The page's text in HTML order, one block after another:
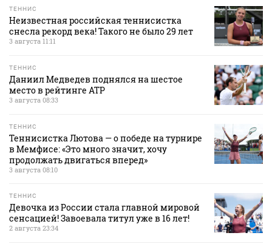
ТЕННИС
Неизвестная российская теннисистка
снесла рекорд века! Такого не было 29 лет
3 августа 11:11
ТЕННИС
Даниил Медведев поднялся на шестое
место в рейтинге АТР
3 августа 08:33
ТЕННИС
Теннисистка Лютова — о победе на турнире
в Мемфисе: «Это много значит, хочу
продолжать двигаться вперед»
3 августа 08:10
ТЕННИС
Девочка из России стала главной мировой
сенсацией! Завоевала титул уже в 16 лет!
2 августа 23:34